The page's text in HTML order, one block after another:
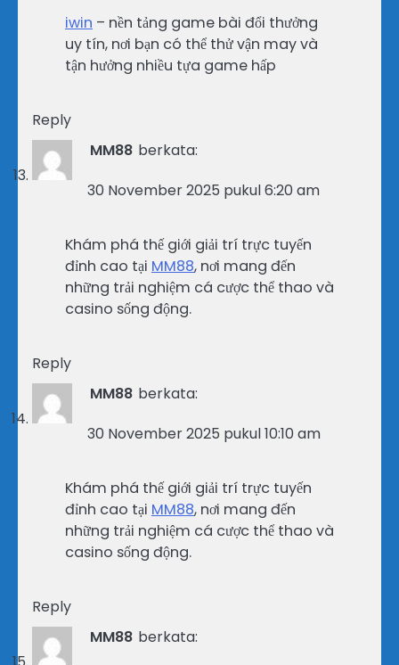
iwin – nền tảng game bài đổi thưởng
uy tín, nơi bạn có thể thử vận may và
tận hưởng nhiều tựa game hấp
Reply
MM88 berkata:
30 November 2025 pukul 6:20 am
Khám phá thế giới giải trí trực tuyến
đỉnh cao tại MM88, nơi mang đến
những trải nghiệm cá cược thể thao và
casino sống động.
Reply
MM88 berkata:
30 November 2025 pukul 10:10 am
Khám phá thế giới giải trí trực tuyến
đỉnh cao tại MM88, nơi mang đến
những trải nghiệm cá cược thể thao và
casino sống động.
Reply
MM88 berkata: